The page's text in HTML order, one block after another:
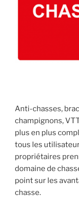
Anti-chasses,
champignons,
plus en plus
tous les
propriétaires
domaine de
point sur les
chasse.